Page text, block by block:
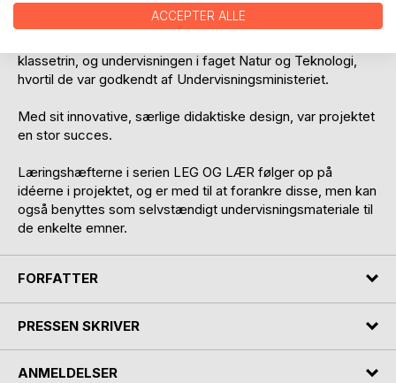
Projektet udviklede børns handlekompetence omkring
klassetrin, og undervisningen i faget Natur og Teknologi,
hvortil de var godkendt af Undervisningsministeriet.
Med sit innovative, særlige didaktiske design, var projektet
en stor succes.
Læringshæfterne i serien LEG OG LÆR følger op på
idéerne i projektet, og er med til at forankre disse, men kan
også benyttes som selvstændigt undervisningsmateriale til
de enkelte emner.
FORFATTER
PRESSEN SKRIVER
ANMELDELSER
ACCEPTER ALLE